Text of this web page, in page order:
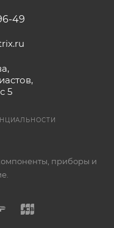
49
5
приборы и